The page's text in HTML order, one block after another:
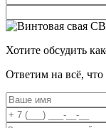
Хотите обсудить
Ответим на всё,